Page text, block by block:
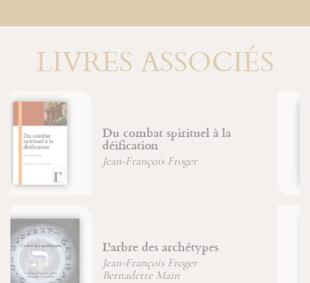
LIVRES ASSOCIÉS
Le bestiaire de la Bible
Jean-Pierre Durand
Jean-François Froger
Maximin, Sidoine et Lazare
dans la Tradition de Provence
Brigitte Morelle